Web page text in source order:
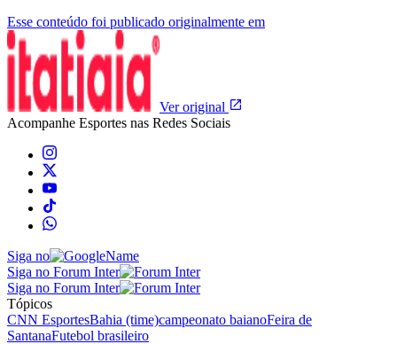
Esse conteúdo foi publicado originalmente em
Ver original
Acompanhe Esportes nas Redes Sociais
Siga no
Siga no Forum Inter
Siga no Forum Inter
Tópicos
CNN EsportesBahia (time)campeonato baianoFeira de
SantanaFutebol brasileiro